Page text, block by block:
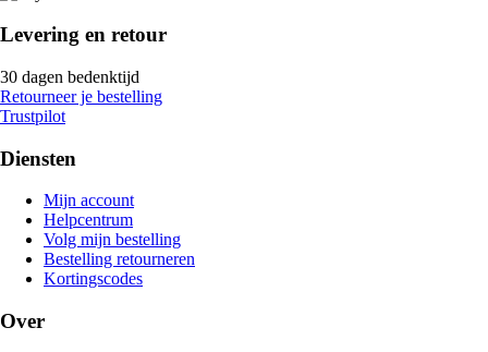
Levering en retour
30 dagen bedenktijd
Retourneer je bestelling
Trustpilot
Diensten
Mijn account
Helpcentrum
Volg mijn bestelling
Bestelling retourneren
Kortingscodes
Over